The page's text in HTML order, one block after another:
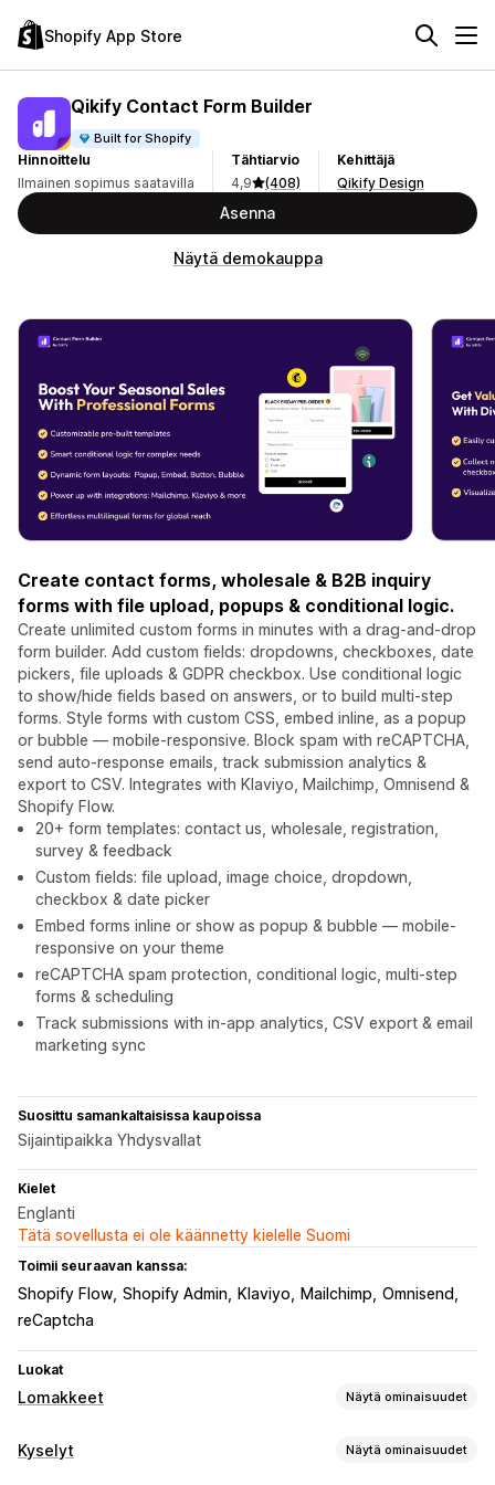
Shopify App Store
Qikify Contact Form Builder
Built for Shopify
Hinnoittelu
Ilmainen sopimus saatavilla
Tähtiarvio
4,9
(408)
Kehittäjä
Qikify Design
Asenna
Näytä demokauppa
Create contact forms, wholesale & B2B inquiry
forms with file upload, popups & conditional logic.
Create unlimited custom forms in minutes with a drag-and-drop
form builder. Add custom fields: dropdowns, checkboxes, date
pickers, file uploads & GDPR checkbox. Use conditional logic
to show/hide fields based on answers, or to build multi-step
forms. Style forms with custom CSS, embed inline, as a popup
or bubble — mobile-responsive. Block spam with reCAPTCHA,
send auto-response emails, track submission analytics &
export to CSV. Integrates with Klaviyo, Mailchimp, Omnisend &
Shopify Flow.
20+ form templates: contact us, wholesale, registration,
survey & feedback
Custom fields: file upload, image choice, dropdown,
checkbox & date picker
Embed forms inline or show as popup & bubble — mobile-
responsive on your theme
reCAPTCHA spam protection, conditional logic, multi-step
forms & scheduling
Track submissions with in-app analytics, CSV export & email
marketing sync
Suosittu samankaltaisissa kaupoissa
Sijaintipaikka Yhdysvallat
Kielet
Englanti
Tätä sovellusta ei ole käännetty kielelle Suomi
Toimii seuraavan kanssa:
Shopify Flow Shopify Admin Klaviyo Mailchimp Omnisend
reCaptcha
Luokat
Lomakkeet Näytä ominaisuudet
Lomaketyypit
Kyselyt Näytä ominaisuudet